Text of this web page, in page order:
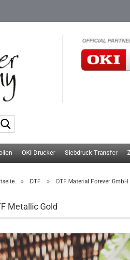
OKI Drucker Siebdruck Transfer
» DTF » DTF Material Forever GmbH
Metallic Gold